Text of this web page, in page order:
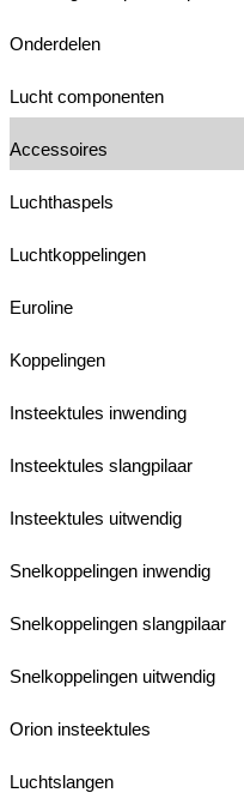
Onderdelen
Lucht componenten
Accessoires
Luchthaspels
Luchtkoppelingen
Euroline
Koppelingen
Insteektules inwending
Insteektules slangpilaar
Insteektules uitwendig
Snelkoppelingen inwendig
Snelkoppelingen slangpilaar
Snelkoppelingen uitwendig
Orion insteektules
Luchtslangen